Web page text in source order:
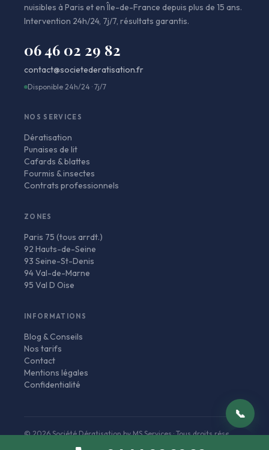
nuisibles à Paris et en Île-de-France depuis plus de 15 ans.
Intervention 24h/24, 7j/7, résultats garantis.
06 46 02 29 82
contact@societederatisation.fr
Disponible 24h/24 · 7j/7
NOS SERVICES
Dératisation
Punaises de lit
Cafards & blattes
Fourmis & insectes
Contrats professionnels
ZONES
Paris 75 (tous arrdt.)
92 Hauts-de-Seine
93 Seine-St-Denis
94 Val-de-Marne
95 Val D Oise
INFORMATIONS
Blog & Conseils
Nos tarifs
Contact
Mentions légales
Confidentialité
© 2026 Société Dératisation by MS Services · Tous droits réservés
🏛️ Agrément Ministère
📞